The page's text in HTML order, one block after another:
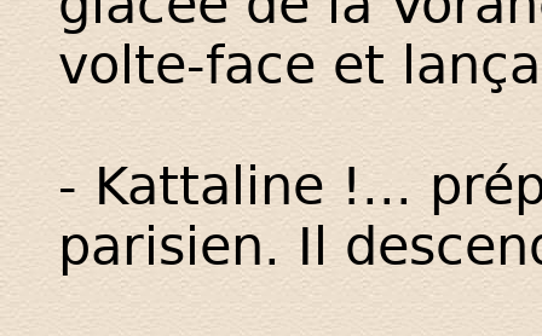
volte-face et
- Kattaline !...
parisien. Il